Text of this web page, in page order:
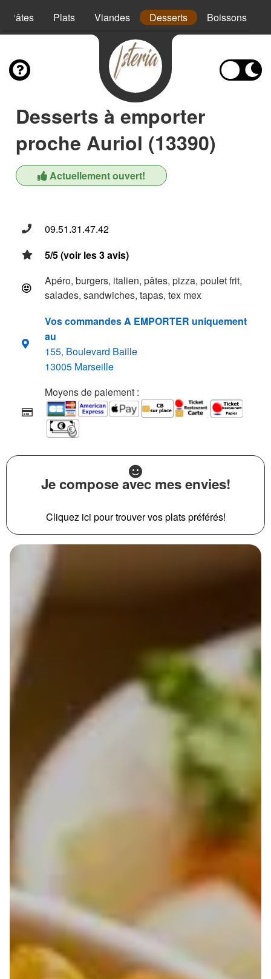
Pâtes Plats Viandes Desserts Boissons
Desserts à emporter
proche Auriol (13390)
Actuellement ouvert!
09.51.31.47.42
5/5 (voir les 3 avis)
Apéro, burgers, italien, pâtes, pizza, poulet frit,
salades, sandwiches, tapas, tex mex
Vos commandes A EMPORTER uniquement
au
155, Boulevard Baille
13005 Marseille
Moyens de paiement :
Je compose avec mes envies!
Cliquez ici pour trouver vos plats préférés!